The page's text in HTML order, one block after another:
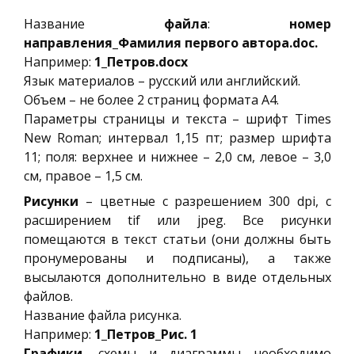
Название файла: номер
направления_Фамилия первого автора.doc.
Например: 1_Петров.docх
Язык материалов – русский или английский.
Объем – не более 2 страниц формата А4.
Параметры страницы и текста – шрифт Times
New Roman; интервал 1,15 пт; размер шрифта
11; поля: верхнее и нижнее – 2,0 см, левое – 3,0
см, правое – 1,5 см.
Рисунки – цветные с разрешением 300 dpi, с
расширением tif или jpeg. Все рисунки
помещаются в текст статьи (они должны быть
пронумерованы и подписаны), а также
высылаются дополнительно в виде отдельных
файлов.
Название файла рисунка.
Например: 1_Петров_Рис. 1